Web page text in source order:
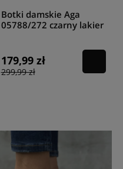
Botki damskie Aga
05788/272 czarny lakier
179,99 zł
299,99 zł